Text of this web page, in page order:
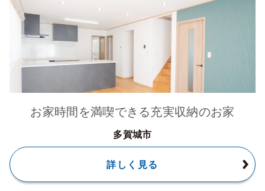
お家時間を満喫できる充実収納のお家
多賀城市
詳しく見る